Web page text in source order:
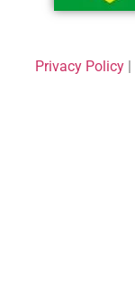
Privacy Policy|